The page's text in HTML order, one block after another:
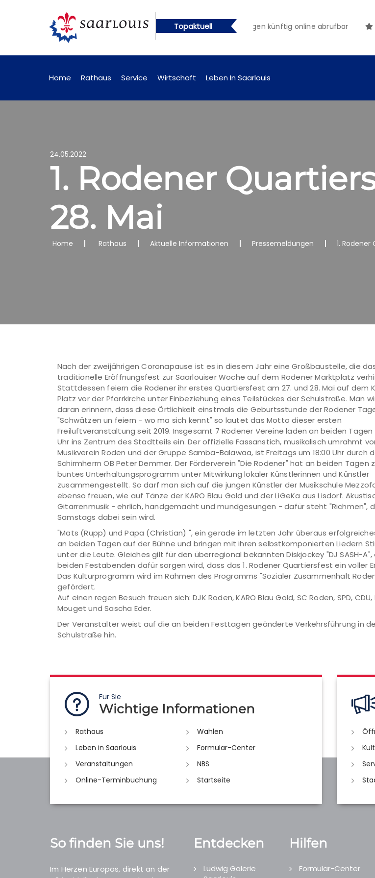
Topaktuell
künftig online abrufbar Öffentliche Bekanntmachungen künftig online abrufbar
Home Rathaus Service Wirtschaft Leben In Saarlouis
24.05.2022
1. Rodener
28. Mai
Home Rathaus Aktuelle Informationen Pressemeldungen 1.
Nach der zweijährigen Coronapause ist es in diesem Jahr eine Großbaustelle, die
traditionelle Eröffnungsfest zur Saarlouiser Woche auf dem Rodener Marktplatz
Stattdessen feiern die Rodener ihr erstes Quartiersfest am 27. und 28. Mai auf dem
Platz vor der Pfarrkirche unter Einbeziehung eines Teilstückes der Schulstraße. Man
daran erinnern, dass diese Örtlichkeit einstmals die Geburtsstunde der Rodener
"Schwätzen un feiern - wo ma sich kennt" so lautet das Motto dieser ersten
Freiluftveranstaltung seit 2019. Insgesamt 7 Rodener Vereine laden an beiden Tagen
Uhr ins Zentrum des Stadtteils ein. Der offizielle Fassanstich, musikalisch umrahmt
Musikverein Roden und der Gruppe Samba-Balawaa, ist Freitags um 18:00 Uhr durch
Schirmherrn OB Peter Demmer. Der Förderverein "Die Rodener" hat an beiden Tagen
buntes Unterhaltungsprogramm unter Mitwirkung lokaler Künstlerinnen und Künstler
zusammengestellt. So darf man sich auf die jungen Künstler der Musikschule
ebenso freuen, wie auf Tänze der KARO Blau Gold und der LiGeKa aus Lisdorf.
Gitarrenmusik - ehrlich, handgemacht und mundgesungen - dafür steht "Richmen",
Samstags dabei sein wird.
"Mats (Rupp) und Papa (Christian) ", ein gerade im letzten Jahr überaus
an beiden Tagen auf der Bühne und bringen mit ihren selbstkomponierten Liedern
unter die Leute. Gleiches gilt für den überregional bekannten Diskjockey "DJ SASH-A",
beiden Festabenden dafür sorgen wird, dass das 1. Rodener Quartiersfest ein voller
Das Kulturprogramm wird im Rahmen des Programms "Sozialer Zusammenhalt
gefördert.
Auf einen regen Besuch freuen sich: DJK Roden, KARO Blau Gold, SC Roden, SPD, CDU,
Mouget und Sascha Eder.
Der Veranstalter weist auf die an beiden Festtagen geänderte Verkehrsführung in
Schulstraße hin.
Für Sie
Wichtige Informationen
Rathaus
Wahlen
Leben in Saarlouis
Formular-Center
Veranstaltungen
NBS
Online-Terminbuchung
Startseite
So finden Sie uns!
Im Herzen Europas, direkt an der
Entdecken
Ludwig Galerie
Hilfen
Formular-Center